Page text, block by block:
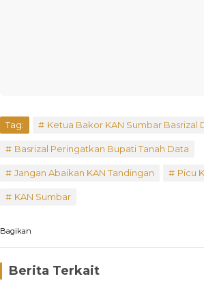
Tag: Ketua Bakor KAN Sumbar Basrizal
Basrizal Peringatkan Bupati Tanah Data
Jangan Abaikan KAN Tandingan Picu
KAN Sumbar
Bagikan
Berita Terkait